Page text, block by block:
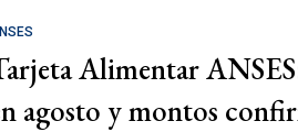
Alimentar
agosto y montos